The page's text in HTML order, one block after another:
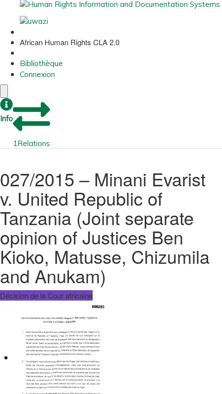
African Human Rights CLA 2.0
Bibliothèque
Connexion
Info
1Relations
027/2015 – Minani Evarist
v. United Republic of
Tanzania (Joint separate
opinion of Justices Ben
Kioko, Matusse, Chizumila
and Anukam)
Décision de la Cour africaine